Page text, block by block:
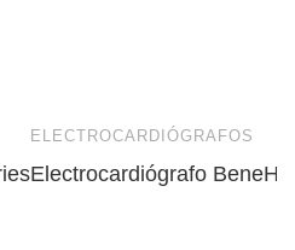
ELECTROCARDIÓGRAFOS
Electrocardiógrafo